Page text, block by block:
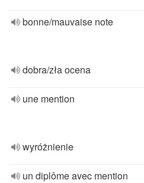
bonne/mauvaise note
dobra/zła ocena
une mention
wyróżnienie
un diplôme avec mention